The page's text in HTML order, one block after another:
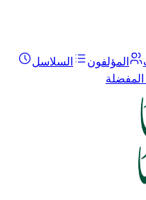
المؤلفون
السلاسل